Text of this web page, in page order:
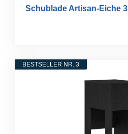
Schublade Artisan-Eiche
BESTSELLER NR. 3